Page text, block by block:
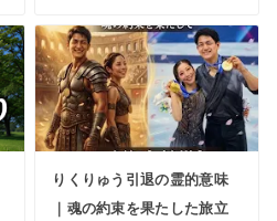
りくりゅう引退の霊的意味
｜魂の約束を果たした旅立